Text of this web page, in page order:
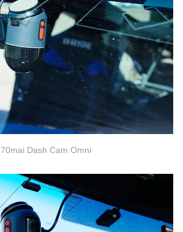
70mai Dash Cam Omni